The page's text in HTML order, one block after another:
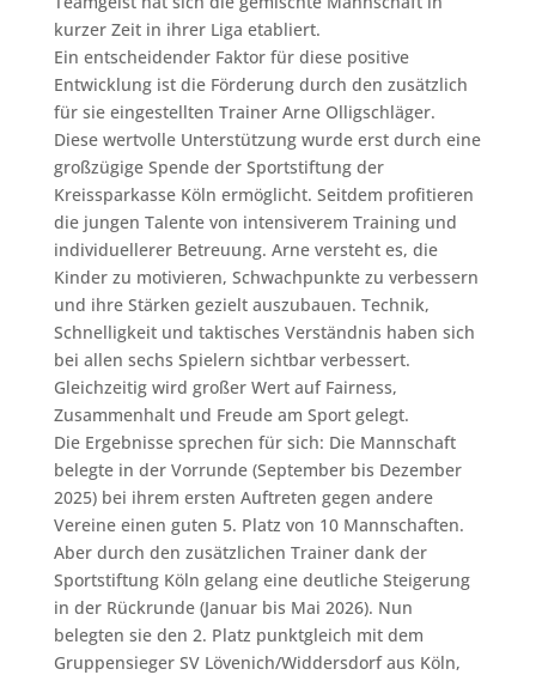
kurzer Zeit in ihrer Liga etabliert.
Ein entscheidender Faktor für diese positive
Entwicklung ist die Förderung durch den zusätzlich
für sie eingestellten Trainer Arne Olligschläger.
Diese wertvolle Unterstützung wurde erst durch eine
großzügige Spende der Sportstiftung der
Kreissparkasse Köln ermöglicht. Seitdem profitieren
die jungen Talente von intensiverem Training und
individuellerer Betreuung. Arne versteht es, die
Kinder zu motivieren, Schwachpunkte zu verbessern
und ihre Stärken gezielt auszubauen. Technik,
Schnelligkeit und taktisches Verständnis haben sich
bei allen sechs Spielern sichtbar verbessert.
Gleichzeitig wird großer Wert auf Fairness,
Zusammenhalt und Freude am Sport gelegt.
Die Ergebnisse sprechen für sich: Die Mannschaft
belegte in der Vorrunde (September bis Dezember
2025) bei ihrem ersten Auftreten gegen andere
Vereine einen guten 5. Platz von 10 Mannschaften.
Aber durch den zusätzlichen Trainer dank der
Sportstiftung Köln gelang eine deutliche Steigerung
in der Rückrunde (Januar bis Mai 2026). Nun
belegten sie den 2. Platz punktgleich mit dem
Gruppensieger SV Lövenich/Widdersdorf aus Köln,